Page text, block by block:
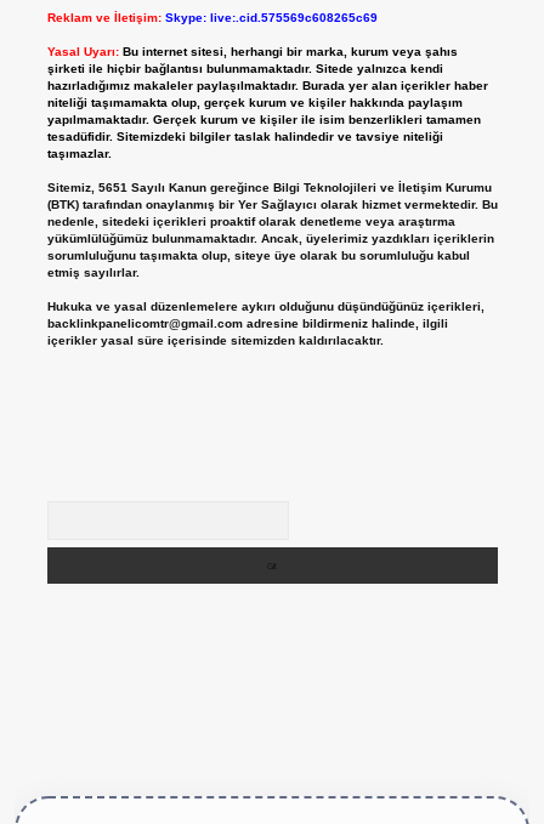
Reklam ve İletişim: Skype: live:.cid.575569c608265c69
Yasal Uyarı: Bu internet sitesi, herhangi bir marka, kurum veya şahıs
şirketi ile hiçbir bağlantısı bulunmamaktadır. Sitede yalnızca kendi
hazırladığımız makaleler paylaşılmaktadır. Burada yer alan içerikler haber
niteliği taşımamakta olup, gerçek kurum ve kişiler hakkında paylaşım
yapılmamaktadır. Gerçek kurum ve kişiler ile isim benzerlikleri tamamen
tesadüfidir. Sitemizdeki bilgiler taslak halindedir ve tavsiye niteliği
taşımazlar.
Sitemiz, 5651 Sayılı Kanun gereğince Bilgi Teknolojileri ve İletişim Kurumu
(BTK) tarafından onaylanmış bir Yer Sağlayıcı olarak hizmet vermektedir. Bu
nedenle, sitedeki içerikleri proaktif olarak denetleme veya araştırma
yükümlülüğümüz bulunmamaktadır. Ancak, üyelerimiz yazdıkları içeriklerin
sorumluluğunu taşımakta olup, siteye üye olarak bu sorumluluğu kabul
etmiş sayılırlar.
Hukuka ve yasal düzenlemelere aykırı olduğunu düşündüğünüz içerikleri,
backlinkpanelicomtr@gmail.comadresine bildirmeniz halinde, ilgili
içerikler yasal süre içerisinde sitemizden kaldırılacaktır.